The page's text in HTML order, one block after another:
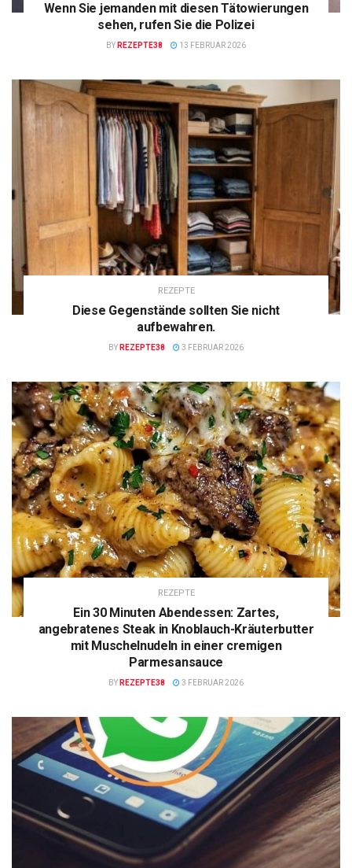
Wenn Sie jemanden mit diesen Tätowierungen
sehen, rufen Sie die Polizei
BY REZEPTE38 13 FEBRUAR 2026
REZEPTE
Diese Gegenstände sollten Sie nicht
aufbewahren.
BY REZEPTE38 3 FEBRUAR 2026
REZEPTE
Ein 30 Minuten Abendessen: Zartes,
angebratenes Steak in Knoblauch-Kräuterbutter
mit Muschelnudeln in einer cremigen
Parmesansauce
BY REZEPTE38 3 FEBRUAR 2026